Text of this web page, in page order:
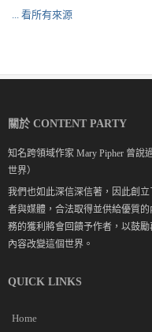
... 看所有來源
關於 CONTENT PARTY
知名跨領域作家 Mary Pipher 曾說
世界）
我們也如此深信深信著，因此創立
者與媒體，合法取得並供給優質
務的獲利將會回饋予作者，以鼓
內容改變這個世界。
QUICK LINKS
Home